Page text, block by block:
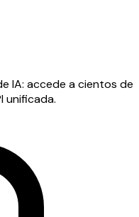
IA: accede a cientos de
unificada.